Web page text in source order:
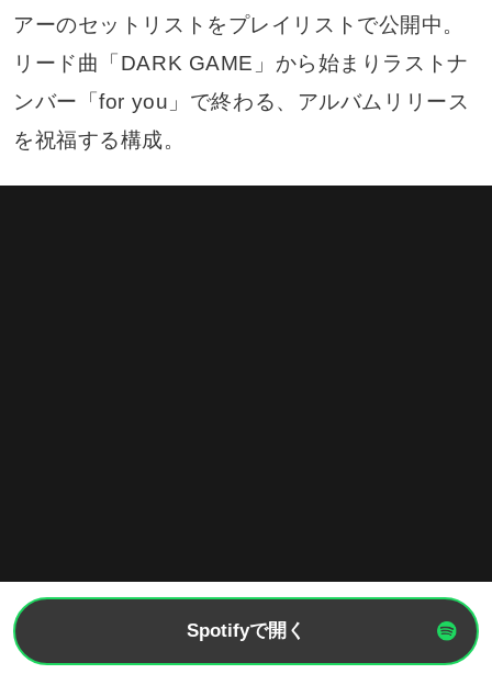
アーのセットリストをプレイリストで公開中。
リード曲「DARK GAME」から始まりラストナ
ンバー「for you」で終わる、アルバムリリース
を祝福する構成。
Spotifyで開く